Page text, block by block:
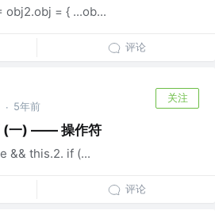
obj2.obj = { ...ob...
评论
· 5年前
关注
(一) —— 操作符
&& this.2. if (...
评论